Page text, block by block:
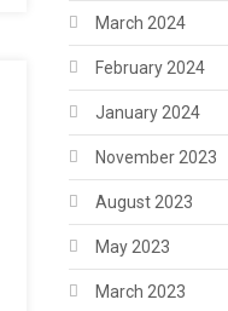
March 2024
February 2024
January 2024
November 2023
August 2023
May 2023
March 2023